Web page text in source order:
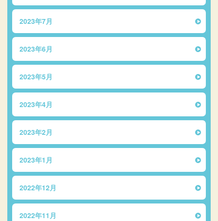
2023年7月
2023年6月
2023年5月
2023年4月
2023年2月
2023年1月
2022年12月
2022年11月